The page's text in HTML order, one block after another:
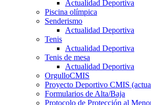
Actualidad Deportiva
Piscina olímpica
Senderismo
Actualidad Deportiva
Tenis
Actualidad Deportiva
Tenis de mesa
Actualidad Deportiva
OrgulloCMIS
Proyecto Deportivo CMIS
Formularios de Alta/Baja
Protocolo de Protección al